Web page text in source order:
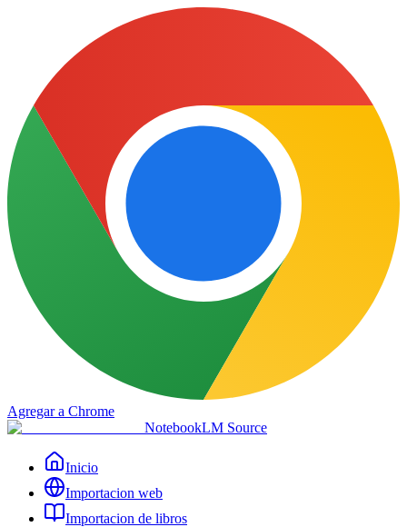
Agregar a Chrome
NotebookLM Source
Inicio
Importacion web
Importacion de libros